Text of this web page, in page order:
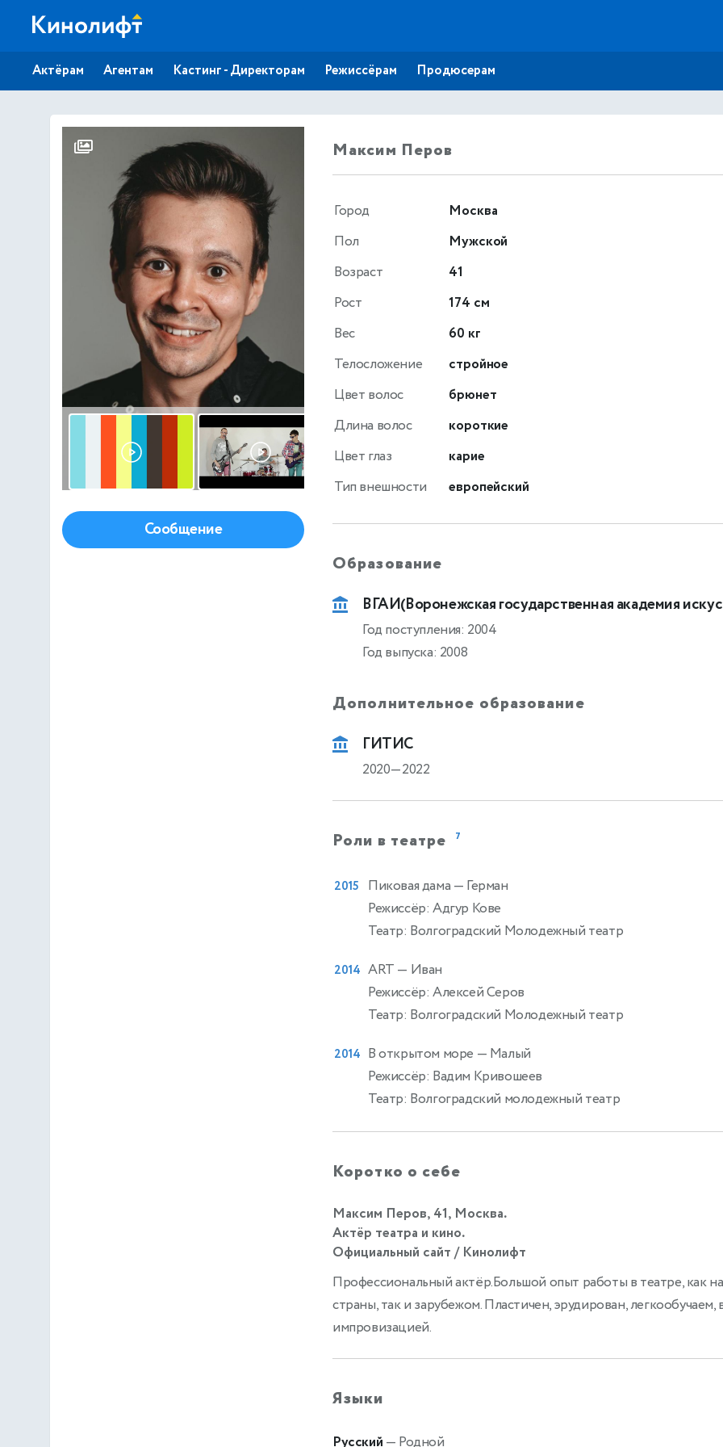
Актёрам Агентам Кастинг - Директорам Режиссёрам Продюсерам
Сообщение
Максим Перов
Город
Москва
Пол
Мужской
Возраст
41
Рост
174 см
Вес
60 кг
Телосложение
стройное
Цвет волос
брюнет
Длина волос
короткие
Цвет глаз
карие
Тип внешности
европейский
Образование
ВГАИ(Воронежская государственная академия
Год поступления: 2004
Год выпуска: 2008
Дополнительное образование
ГИТИС
2020—2022
Роли в театре 7
2015 Пиковая дама — Герман
Режиссёр: Адгур Кове
Театр: Волгоградский Молодежный театр
2014 ART — Иван
Режиссёр: Алексей Серов
Театр: Волгоградский Молодежный театр
2014 В открытом море — Малый
Режиссёр: Вадим Кривошеев
Театр: Волгоградский молодежный театр
Коротко о себе
Максим Перов, 41, Москва.
Актёр театра и кино.
Официальный сайт / Кинолифт
Профессиональный актёр.Большой опыт работы в театре, как
страны, так и зарубежом. Пластичен, эрудирован, легкообучаем,
импровизацией.
Языки
Русский — Родной